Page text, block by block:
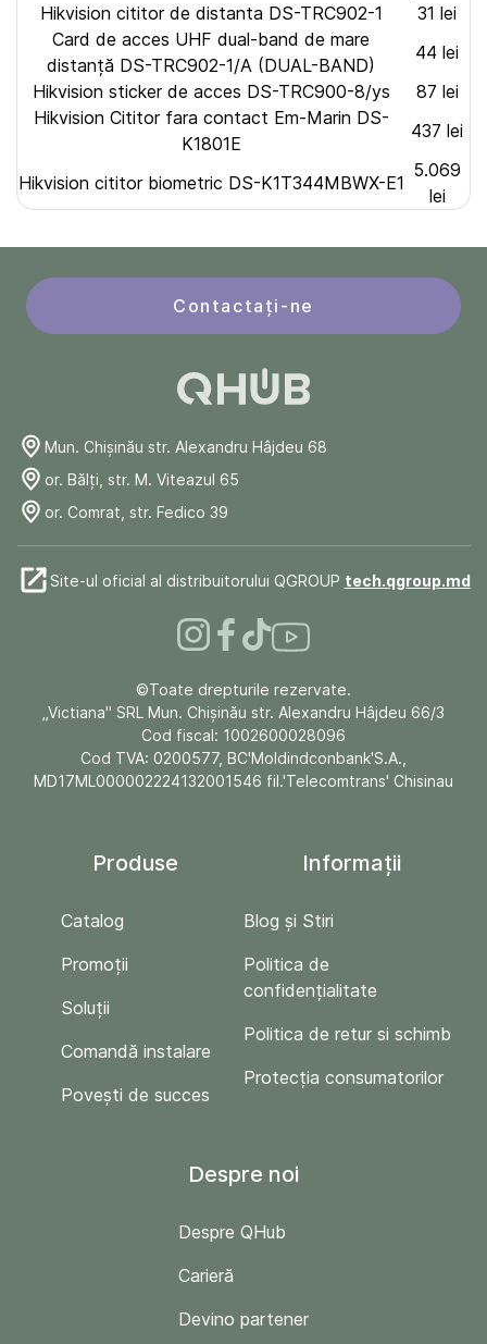
Hikvision cititor de distanta DS-TRC902-1
31 lei
Card de acces UHF dual-band de mare
distanță DS-TRC902-1/A (DUAL-BAND)
44 lei
Hikvision sticker de acces DS-TRC900-8/ys
87 lei
Hikvision Cititor fara contact Em-Marin DS-
K1801E
437 lei
Hikvision cititor biometric DS-K1T344MBWX-E1
5.069
lei
Contactați-ne
Mun. Chişinău str. Alexandru Hâjdeu 68
or. Bălți, str. M. Viteazul 65
or. Comrat, str. Fedico 39
Site-ul oficial al distribuitorului QGROUP tech.qgroup.md
©Toate drepturile rezervate.
„Victiana" SRL Mun. Chişinău str. Alexandru Hâjdeu 66/3
Cod fiscal: 1002600028096
Cod TVA: 0200577, BC'Moldindconbank'S.A.,
MD17ML000002224132001546 fil.'Telecomtrans' Chisinau
Produse
Catalog
Promoții
Soluții
Comandă instalare
Povești de succes
Informații
Blog și Stiri
Politica de
confidențialitate
Politica de retur si schimb
Protecția consumatorilor
Despre noi
Despre QHub
Carieră
Devino partener